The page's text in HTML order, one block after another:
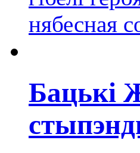
нябесная
Бацькі